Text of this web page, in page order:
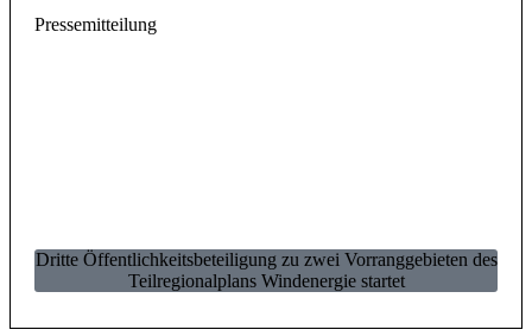
Pressemitteilung
Dritte Öffentlichkeitsbeteiligung zu zwei Vorranggebieten des
Teilregionalplans Windenergie startet